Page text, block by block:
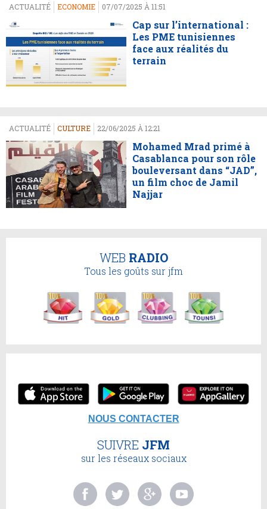
ACTUALITÉ ECONOMIE 07/07/2025 À 11:51
Cap sur l’international :
Les PME tunisiennes
face aux réalités du
terrain
ACTUALITÉ CULTURE 22/06/2025 À 12:21
Mohamed Mrad primé à
Casablanca pour son rôle
bouleversant dans “JAD”,
un film choc de Jamil
Najjar
WEB RADIO
Tous les goûts sur jfm
NOUS CONTACTER
SUIVRE JFM
sur les réseaux sociaux